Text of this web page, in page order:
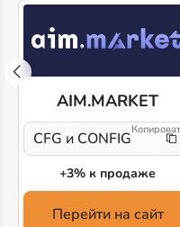
AIM.MARKET
CFG и CONFIG
+3% к продаже
Перейти на сайт